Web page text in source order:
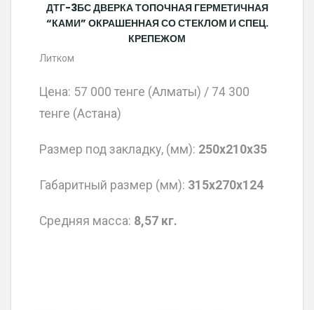
ДТГ-3БС ДВЕРКА ТОПОЧНАЯ ГЕРМЕТИЧНАЯ
“КАМИ” ОКРАШЕННАЯ СО СТЕКЛОМ И СПЕЦ.
КРЕПЕЖОМ
Литком
Цена: 57 000 тенге (Алматы) / 74 300
тенге (Астана)
Размер под закладку, (мм): 250х210х35
Габаритный размер (мм): 315х270х124
Средняя масса: 8,57 кг.